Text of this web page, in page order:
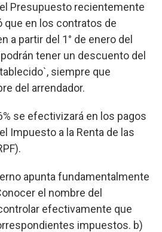
Presupuesto recientemente
que en los contratos de
a partir del 1° de enero del
tener un descuento del
siempre que
del arrendador.
se efectivizará en los pagos
Impuesto a la Renta de las
apunta fundamentalmente
el nombre del
efectivamente que
impuestos. b)